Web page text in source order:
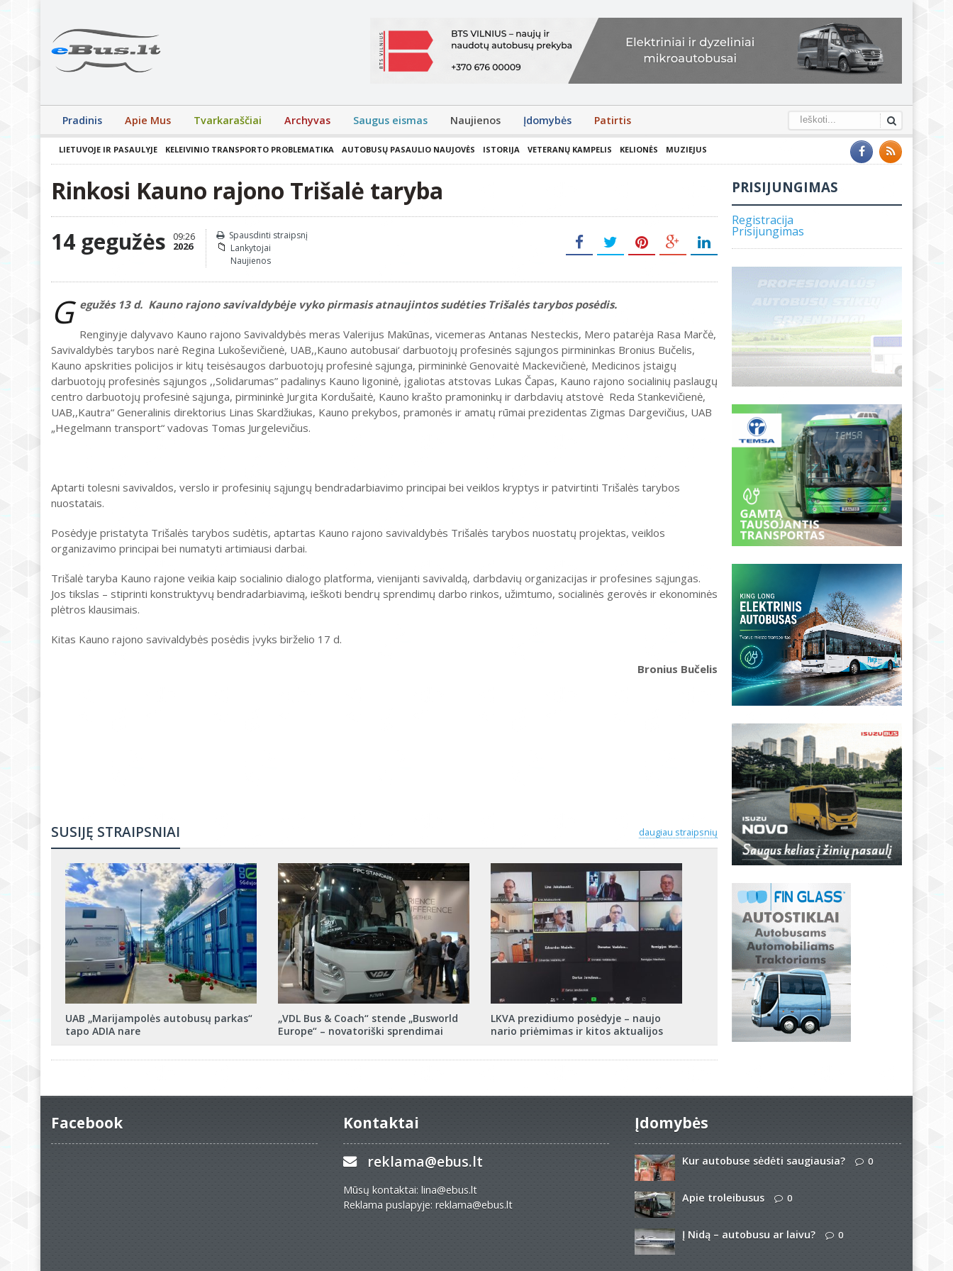
Pradinis Apie Mus Tvarkaraščiai Archyvas Saugus eismas Naujienos Įdomybės Patirtis
LIETUVOJE IR PASAULYJE KELEIVINIO TRANSPORTO PROBLEMATIKA AUTOBUSŲ PASAULIO NAUJOVĖS ISTORIJA VETERANŲ KAMPELIS KELIONĖS MUZIEJUS
Rinkosi Kauno rajono Trišalė taryba
14 gegužės 09:26
2026
Spausdinti straipsnį
Lankytojai
Naujienos
G egužės 13 d. Kauno rajono savivaldybėje vyko pirmasis atnaujintos sudėties Trišalės tarybos posėdis.
Renginyje dalyvavo Kauno rajono Savivaldybės meras Valerijus Makūnas, vicemeras Antanas Nesteckis, Mero patarėja Rasa Marčė,
Savivaldybės tarybos narė Regina Lukoševičienė, UAB,,Kauno autobusai‘ darbuotojų profesinės sąjungos pirmininkas Bronius Bučelis,
Kauno apskrities policijos ir kitų teisėsaugos darbuotojų profesinė sąjunga, pirmininkė Genovaitė Mackevičienė, Medicinos įstaigų
darbuotojų profesinės sąjungos ,,Solidarumas” padalinys Kauno ligoninė, įgaliotas atstovas Lukas Čapas, Kauno rajono socialinių paslaugų
centro darbuotojų profesinė sąjunga, pirmininkė Jurgita Kordušaitė, Kauno krašto pramoninkų ir darbdavių atstovė Reda Stankevičienė,
UAB,,Kautra“ Generalinis direktorius Linas Skardžiukas, Kauno prekybos, pramonės ir amatų rūmai prezidentas Zigmas Dargevičius, UAB
„Hegelmann transport“ vadovas Tomas Jurgelevičius.
Aptarti tolesni savivaldos, verslo ir profesinių sąjungų bendradarbiavimo principai bei veiklos kryptys ir patvirtinti Trišalės tarybos
nuostatais.
Posėdyje pristatyta Trišalės tarybos sudėtis, aptartas Kauno rajono savivaldybės Trišalės tarybos nuostatų projektas, veiklos
organizavimo principai bei numatyti artimiausi darbai.
Trišalė taryba Kauno rajone veikia kaip socialinio dialogo platforma, vienijanti savivaldą, darbdavių organizacijas ir profesines sąjungas.
Jos tikslas – stiprinti konstruktyvų bendradarbiavimą, ieškoti bendrų sprendimų darbo rinkos, užimtumo, socialinės gerovės ir ekonominės
plėtros klausimais.
Kitas Kauno rajono savivaldybės posėdis įvyks birželio 17 d.
Bronius Bučelis
daugiau straipsnių
SUSIJĘ STRAIPSNIAI
UAB „Marijampolės autobusų parkas“
tapo ADIA nare
„VDL Bus & Coach“ stende „Busworld
Europe“ – novatoriški sprendimai
LKVA prezidiumo posėdyje – naujo
nario priėmimas ir kitos aktualijos
PRISIJUNGIMAS
Registracija
Prisijungimas
Facebook Kontaktai
reklama@ebus.lt
Mūsų kontaktai: lina@ebus.lt
Reklama puslapyje: reklama@ebus.lt
Įdomybės
Kur autobuse sėdėti saugiausia? 0
Apie troleibusus 0
Į Nidą – autobusu ar laivu? 0